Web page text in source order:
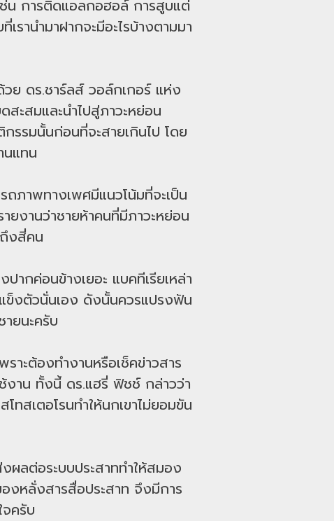
น การติดแอลกอฮอล์ การสูบแต่
านำมาฝากจะมีอะไรบ้างตามมา
ย ดร.ชาร์ลส์ วอล์กเกอร์ แห่ง
สะสมและนำไปสู่ภาวะหย่อน
รรมนั้นก่อนที่จะสายเกินไป โดย
นแทน
ถภาพทางเพศมีแนวโน้มที่จะเป็น
งานว่าชายห้าคนที่มีภาวะหย่อน
งสี่คน
ากค่อนข้างเยอะ แบคทีเรียเหล่า
แข็งตัวนั่นเอง ดังนั้นควรแปรงฟัน
ยนะครับ
าะต้องทำงานหรือเช็คข่าวสาร
งาน ทั้งนี้ ดร.แฮรี่ ฟิชช์ กล่าวว่า
ทสเตอโรนทำให้นกเขาไม่ยอมขัน
ผลต่อระบบประสาททำให้สมอง
งหลั่งสารสื่อประสาท จึงมีการ
ครับ